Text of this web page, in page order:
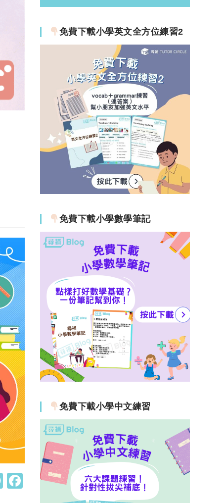
W
免費下載小學英文全方位練習2
免費下載小學數學筆記
免費下載小學中文練習